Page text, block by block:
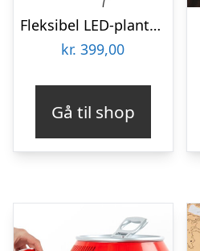
Fleksibel LED-plantelampe – KitchPro
kr. 399,00
Gå til shop